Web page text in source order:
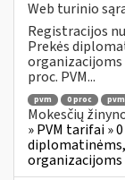
Web turinio
Registracijos
Prekės
organizacijoms
proc. PVM...
pvm 0 proc
Mokesčių
» PVM tarifai »
organizacijoms